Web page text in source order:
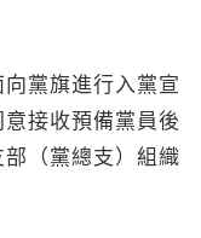
黨旗進行入黨宣
接收預備黨員後
（黨總支）組織